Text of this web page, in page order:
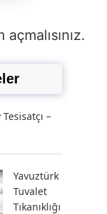
.
–
Yavuztürk
Tuvalet
Tıkanıklığı